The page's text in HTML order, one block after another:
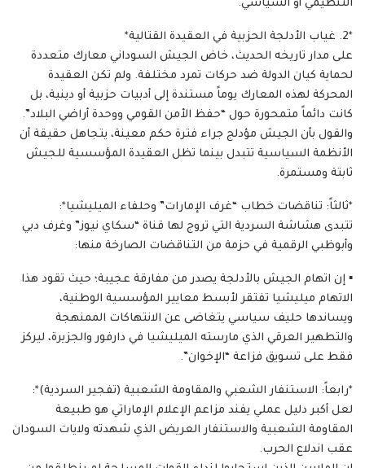
التنظيمي أو السياسي.
*​2. غياب الأدلجة الحزبية في العقيدة القتالية*
​على مدار تاريخه الحديث، خاض الجيش السوداني معارك متعددة
لحماية كيان الدولة ضد حركات تمرد مختلفة. ولم تكن العقيدة
المحركة لهذه المعارك يوماً مستندة إلى أدبيات حزبية أو دينية، بل
كانت دائماً متمحورة حول “حفظ الأمن القومي ووحدة أراضي البلاد”.
والقول بأن الجيش مؤدلج جراء فترة حكم معينة، يتجاهل حقيقة أن
الأنظمة السياسية تتبدل بينما تظل العقيدة المؤسسية للجيش
ثابتة ومستمرة.
*​ثالثاً: تناقضات خطاب “غرف الإمارات” وحلفاء الميليشيا*:
​تتبدى هشاشة السردية التي تروج لها قناة “سكاي نيوز” وغرف دبي
وأبوظبي الرقمية في حزمة من التناقضات الصارخة منها:
▪︎ إن اتهام الجيش بالأدلجة يصدر من مفارقة عجيبة؛ حيث تقود هذا
الاتهام ميليشيا تفتقر لأبسط معايير المؤسسية الوطنية،
ويساندها حليف سياسي يتغاضى عن الانتهاكات الممنهجة
والتطهير العرقي الذي مارسته الميليشيا في دارفور والجزيرة، ليركز
فقط على تسويق فزاعة “الإخوان”.
*​رابعاً: الاستنفار الشعبي والمقاومة الشعبية (تفجير السردية)*:
​لعل أكبر دليل عملي يفند مزاعم الإعلام الإماراتي هو طبيعة
المقاومة الشعبية والاستنفار العريض الذي شهدته ولايات السودان
عقب اندلاع الحرب.